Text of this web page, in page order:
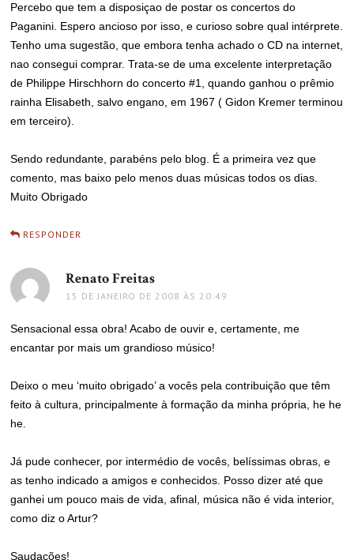
Percebo que tem a disposiçao de postar os concertos do
Paganini. Espero ancioso por isso, e curioso sobre qual intérprete.
Tenho uma sugestão, que embora tenha achado o CD na internet,
nao consegui comprar. Trata-se de uma excelente interpretação
de Philippe Hirschhorn do concerto #1, quando ganhou o prêmio
rainha Elisabeth, salvo engano, em 1967 ( Gidon Kremer terminou
em terceiro).
Sendo redundante, parabéns pelo blog. É a primeira vez que
comento, mas baixo pelo menos duas músicas todos os dias.
Muito Obrigado
RESPONDER
Renato Freitas
15 DE JANEIRO DE 2008 ÀS 20:49
Sensacional essa obra! Acabo de ouvir e, certamente, me
encantar por mais um grandioso músico!
Deixo o meu ‘muito obrigado’ a vocês pela contribuição que têm
feito à cultura, principalmente à formação da minha própria, he he
he.
Já pude conhecer, por intermédio de vocês, belíssimas obras, e
as tenho indicado a amigos e conhecidos. Posso dizer até que
ganhei um pouco mais de vida, afinal, música não é vida interior,
como diz o Artur?
Saudações!